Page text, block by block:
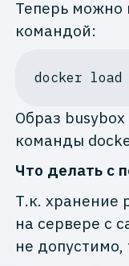
Теперь можно
командой:
docker
Образ
команды
Что делать с
Т.к. хранение
на сервере с
не